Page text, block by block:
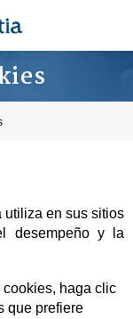
utiliza en sus sitios
desempeño y la
cookies, haga clic
que prefiere